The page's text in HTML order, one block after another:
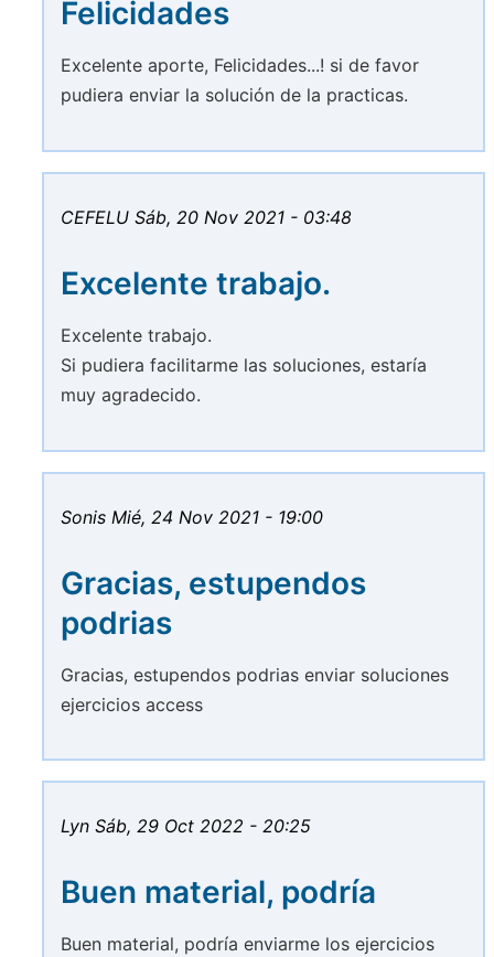
Felicidades
Excelente aporte, Felicidades...! si de favor
pudiera enviar la solución de la practicas.
CEFELU Sáb, 20 Nov 2021 - 03:48
Excelente trabajo.
Excelente trabajo.
Si pudiera facilitarme las soluciones, estaría
muy agradecido.
Sonis Mié, 24 Nov 2021 - 19:00
Gracias, estupendos
podrias
Gracias, estupendos podrias enviar soluciones
ejercicios access
Lyn Sáb, 29 Oct 2022 - 20:25
Buen material, podría
Buen material, podría enviarme los ejercicios